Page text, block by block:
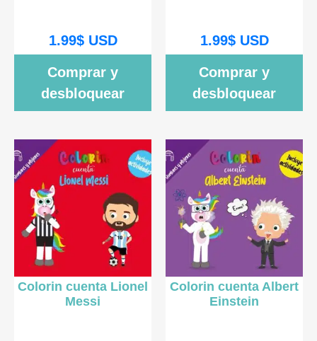
1.99$USD
Comprar y
desbloquear
1.99$USD
Comprar y
desbloquear
Colorin cuenta Lionel
Messi
Colorin cuenta Albert
Einstein